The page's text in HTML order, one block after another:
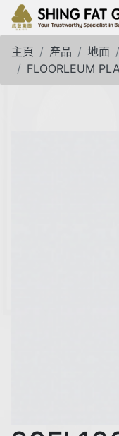
主頁 產品 地面
FLOORLEUM